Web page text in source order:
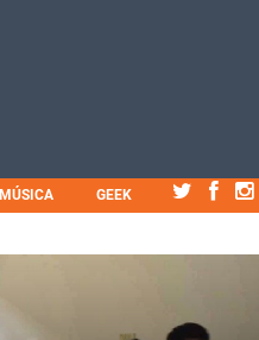
MÚSICA GEEK